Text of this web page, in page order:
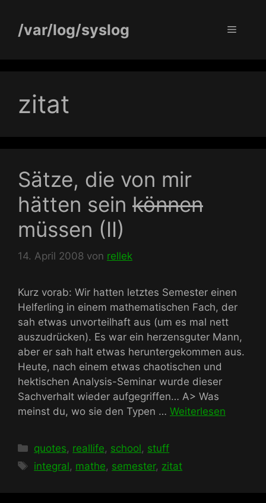
Inhalt
springen
/var/log/syslog Menü
zitat
Sätze, die von mir
hätten sein können
müssen (II)
14. April 2008 von rellek
Kurz vorab: Wir hatten letztes Semester einen
Helferling in einem mathematischen Fach, der
sah etwas unvorteilhaft aus (um es mal nett
auszudrücken). Es war ein herzensguter Mann,
aber er sah halt etwas heruntergekommen aus.
Heute, nach einem etwas chaotischen und
hektischen Analysis-Seminar wurde dieser
Sachverhalt wieder aufgegriffen… A> Was
meinst du, wo sie den Typen … Weiterlesen
Kategorien
quotes, reallife, school, stuff
Schlagwörter
integral, mathe, semester, zitat